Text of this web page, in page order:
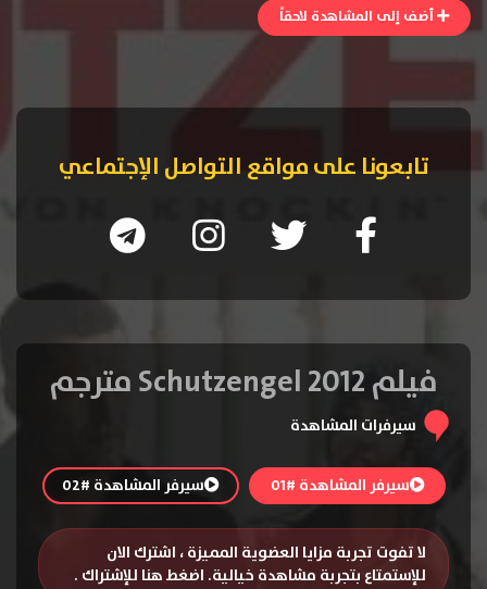
أضف إلى المشاهدة لاحقاً
تابعونا على مواقع التواصل الإجتماعي
فيلم Schutzengel 2012 مترجم
سيرفرات المشاهدة
سيرفر المشاهدة #01 سيرفر المشاهدة #02
لا تفوت تجربة مزايا العضوية المميزة ، اشترك الان
للإستمتاع بتجربة مشاهدة خيالية. اضغط هنا للإشتراك .